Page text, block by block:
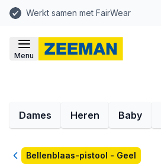
Werkt samen met FairWear
Menu
Dames Heren Baby
TerugBellenblaas-pistool - Geel